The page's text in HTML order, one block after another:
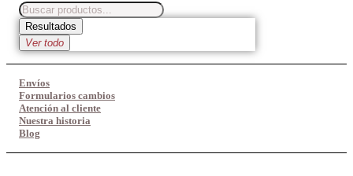
Search
...Resultados
Ver todo
Envíos
Formularios cambios
Atención al cliente
Nuestra historia
Blog